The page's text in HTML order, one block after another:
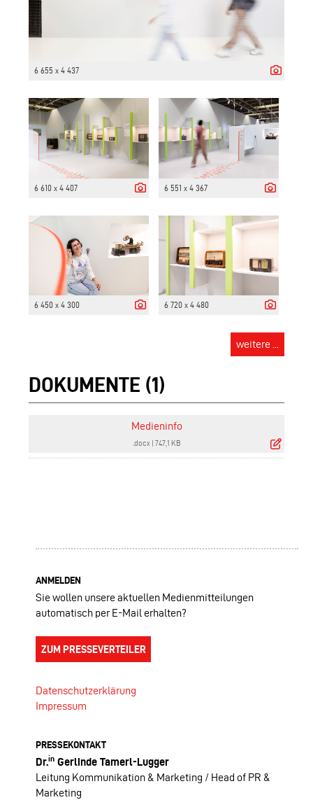
6 655 x 4 437
6 610 x 4 407 6 551 x 4 367
6 450 x 4 300 6 720 x 4 480
weitere ...
DOKUMENTE (1)
Medieninfo
.docx 747,1 KB
ANMELDEN
Sie wollen unsere aktuellen Medienmitteilungen
automatisch per E-Mail erhalten?
ZUM PRESSEVERTEILER
Datenschutzerklärung
Impressum
PRESSEKONTAKT
Dr.in Gerlinde Tamerl-Lugger
Leitung Kommunikation & Marketing / Head of PR &
Marketing